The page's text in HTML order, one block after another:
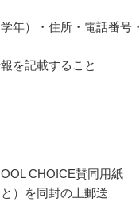
年）・住所・電話番号・
を記載すること
CHOICE賛同用紙
）を同封の上郵送